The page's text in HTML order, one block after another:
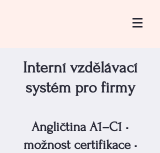
Interní vzdělávací
systém pro firmy
Angličtina A1–C1 •
možnost certifikace •